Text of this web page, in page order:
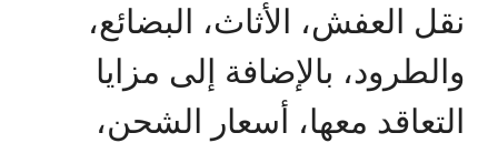
نقل العفش، الأثاث، البضائع،
والطرود، بالإضافة إلى مزايا
التعاقد معها، أسعار الشحن،